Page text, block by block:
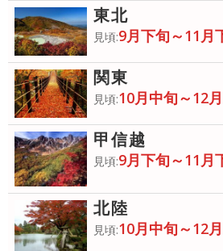
東北
見頃:9月下旬～11月
関東
見頃:10月中旬～12
甲信越
見頃:9月下旬～11月
北陸
見頃:10月中旬～12